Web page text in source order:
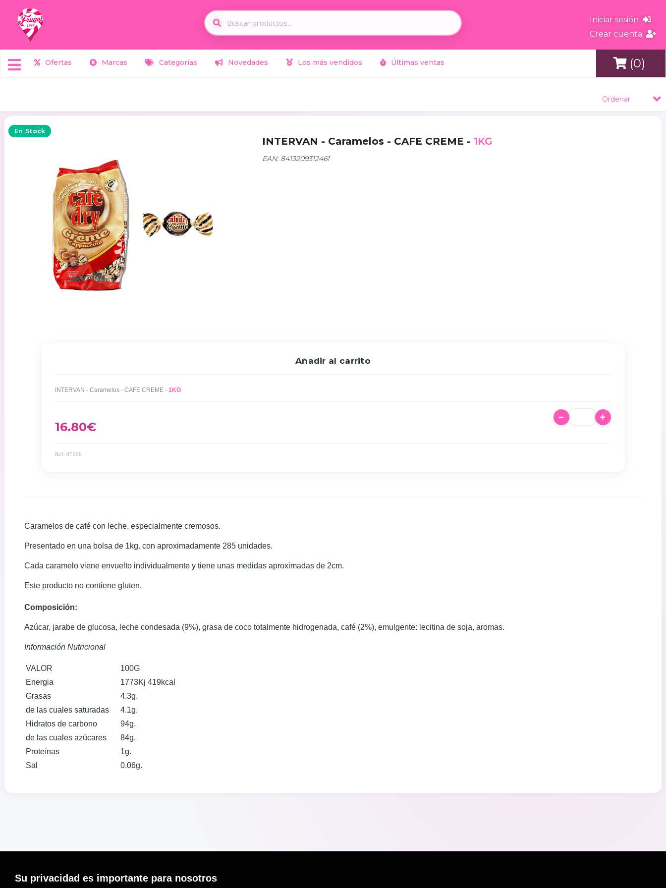
Iniciar sesión
Crear cuenta
Ofertas Marcas Categorías Novedades Los más vendidos Últimas ventas (0)
Ordenar
En Stock
INTERVAN - Caramelos - CAFE CREME - 1KG
EAN: 8413209312461
Añadir al carrito
INTERVAN - Caramelos - CAFE CREME -1KG
16.80€
Ref: 07006
Caramelos de café con leche, especialmente cremosos.
Presentado en una bolsa de 1kg. con aproximadamente 285 unidades.
Cada caramelo viene envuelto individualmente y tiene unas medidas aproximadas de 2cm.
Este producto no contiene gluten.
Composición:
Azúcar, jarabe de glucosa, leche condesada (9%), grasa de coco totalmente hidrogenada, café (2%), emulgente: lecitina de soja, aromas.
Información Nutricional
VALOR
100G
Energia
1773Kj 419kcal
Grasas
4.3g.
de las cuales saturadas
4.1g.
Hidratos de carbono
94g.
de las cuales azúcares
84g.
Proteínas
1g.
Sal
0.06g.
Su privacidad es importante para nosotros